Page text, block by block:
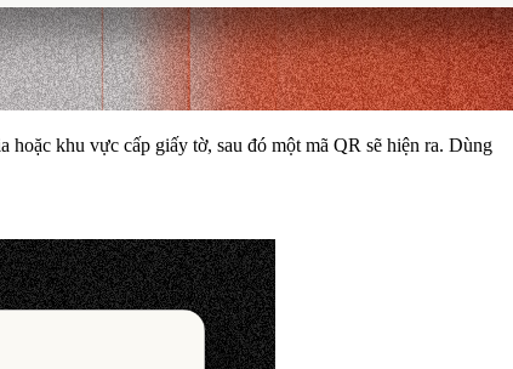
khu vực cấp giấy tờ, sau đó một mã QR sẽ hiện ra. Dùng